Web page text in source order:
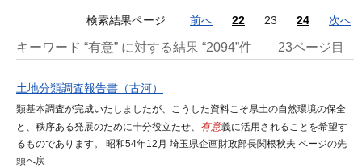
検索結果ページ 前へ 22 23 24 次へ
キーワード “有意” に対する結果 “2094”件 23ページ目
土地分類調査報告書（古河）
類基本調査が完成いたしましたが、こうした資料こそ県土の自然環境の保全
と、秩序ある発展のために十分役立たせ、 有意義に活用されることを希望す
るものであります。 昭和54年12月 埼玉県企画財政部長関根秋夫 ページの先
頭へ戻